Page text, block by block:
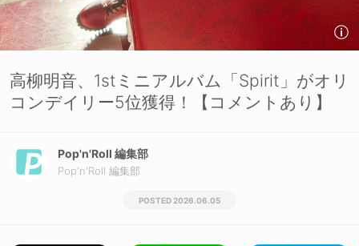
高柳明音、1stミニアルバム「Spirit」がオリ
コンデイリー5位獲得！【コメントあり】
Pop'n'Roll 編集部
Pop'n'Roll 編集部
2026.06.05